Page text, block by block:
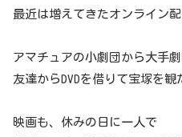
最近は増えてきたオンライン配
アマチュアの小劇団から大手
友達からDVDを借りて宝塚を観
映画も、休みの日に一人で